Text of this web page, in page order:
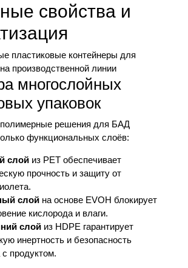
свойства и
многослойных
упаковок
решения для БАД
функциональных слоёв:
слойиз PET обеспечивает
прочность и защиту от
слойна основе EVOH блокирует
кислорода и влаги.
слойиз HDPE гарантирует
инертность и безопасность
с продуктом.